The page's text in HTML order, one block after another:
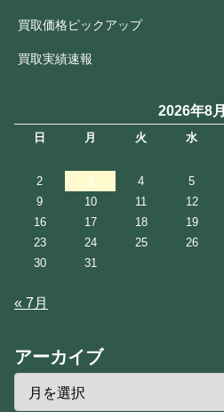
買取価格ピックアップ
買取実績速報
2026年8月
日 月 火 水
2
3 4 5
9
10 11 12
16
17 18 19
23
24 25 26
30
31
« 7月
アーカイブ